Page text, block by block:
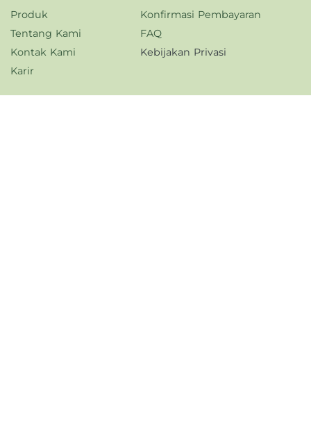
Produk
Tentang Kami
Kontak Kami
Karir
Konfirmasi Pembayaran
FAQ
Kebijakan Privasi